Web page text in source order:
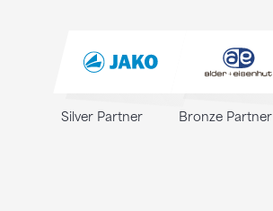
Silver Partner Bronze Partner